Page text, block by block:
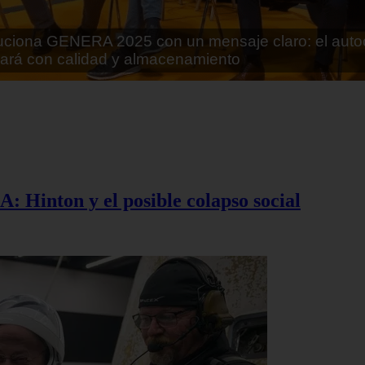
lo que parecía imposible: Utilizarán moléculas
Hinton y el posible colapso social